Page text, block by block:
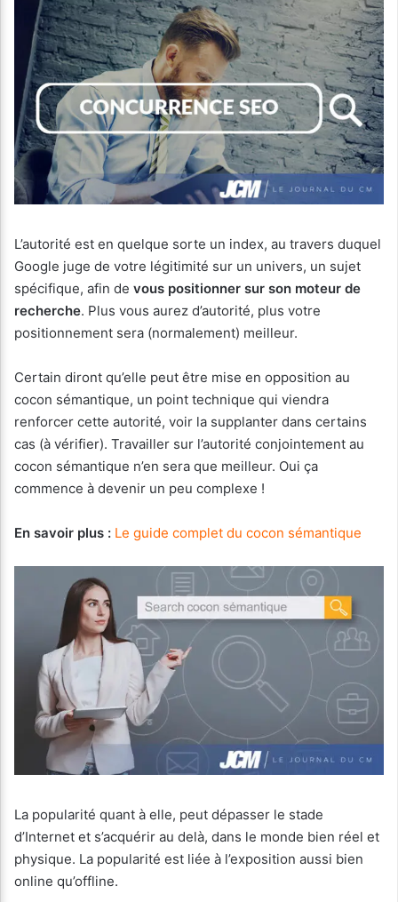
L’autorité est en quelque sorte un index, au travers duquel
Google juge de votre légitimité sur un univers, un sujet
spécifique, afin de vous positionner sur son moteur de
recherche. Plus vous aurez d’autorité, plus votre
positionnement sera (normalement) meilleur.
Certain diront qu’elle peut être mise en opposition au
cocon sémantique, un point technique qui viendra
renforcer cette autorité, voir la supplanter dans certains
cas (à vérifier). Travailler sur l’autorité conjointement au
cocon sémantique n’en sera que meilleur. Oui ça
commence à devenir un peu complexe !
En savoir plus : Le guide complet du cocon sémantique
La popularité quant à elle, peut dépasser le stade
d’Internet et s’acquérir au delà, dans le monde bien réel et
physique. La popularité est liée à l’exposition aussi bien
online qu’offline.